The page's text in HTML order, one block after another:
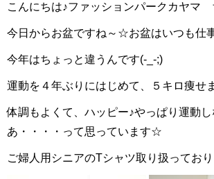
こんにちは♪ファッションパークカヤマ
今日からお盆ですね～☆お盆はいつも仕
今年はちょっと違うんです(-_-;)
運動を４年ぶりにはじめて、５キロ痩せ
体調もよくて、ハッピー♪やっぱり運動
あ・・・・って思っています☆
ご婦人用シニアのTシャツ取り扱ってお